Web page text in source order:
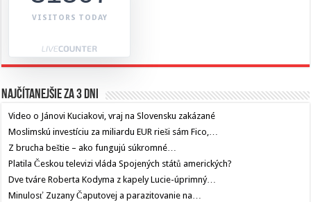
VISITORS TODAY
Najčítanejšie za 3 dni
Video o Jánovi Kuciakovi, vraj na Slovensku zakázané
Moslimskú investíciu za miliardu EUR rieši sám Fico,…
Z brucha beštie – ako fungujú súkromné…
Platila Českou televizi vláda Spojených států amerických?
Dve tváre Roberta Kodyma z kapely Lucie-úprimný…
Minulosť Zuzany Čaputovej a parazitovanie na…